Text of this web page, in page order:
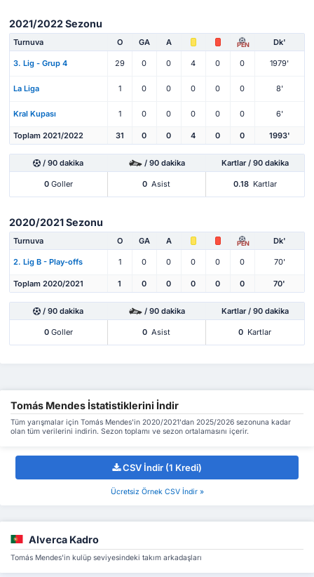
2021/2022 Sezonu
Turnuva O GA A PEN Dk'
3. Lig - Grup 4 29 0 0 4 0 0 1979'
La Liga 1 0 0 0 0 0 8'
Kral Kupası 1 0 0 0 0 0 6'
Toplam 2021/2022 31 0 0 4 0 0 1993'
/ 90 dakika / 90 dakika Kartlar / 90 dakika
0Goller 0 Asist 0.18 Kartlar
2020/2021 Sezonu
Turnuva O GA A PEN Dk'
2. Lig B - Play-offs 1 0 0 0 0 0 70'
Toplam 2020/2021 1 0 0 0 0 0 70'
/ 90 dakika / 90 dakika Kartlar / 90 dakika
0Goller 0 Asist 0 Kartlar
Tomás Mendes İstatistiklerini İndir
Tüm yarışmalar için Tomás Mendes'in 2020/2021'dan 2025/2026 sezonuna kadar
olan tüm verilerini indirin. Sezon toplamı ve sezon ortalamasını içerir.
CSV İndir (1 Kredi)
Ücretsiz Örnek CSV İndir »
Alverca Kadro
Tomás Mendes'in kulüp seviyesindeki takım arkadaşları